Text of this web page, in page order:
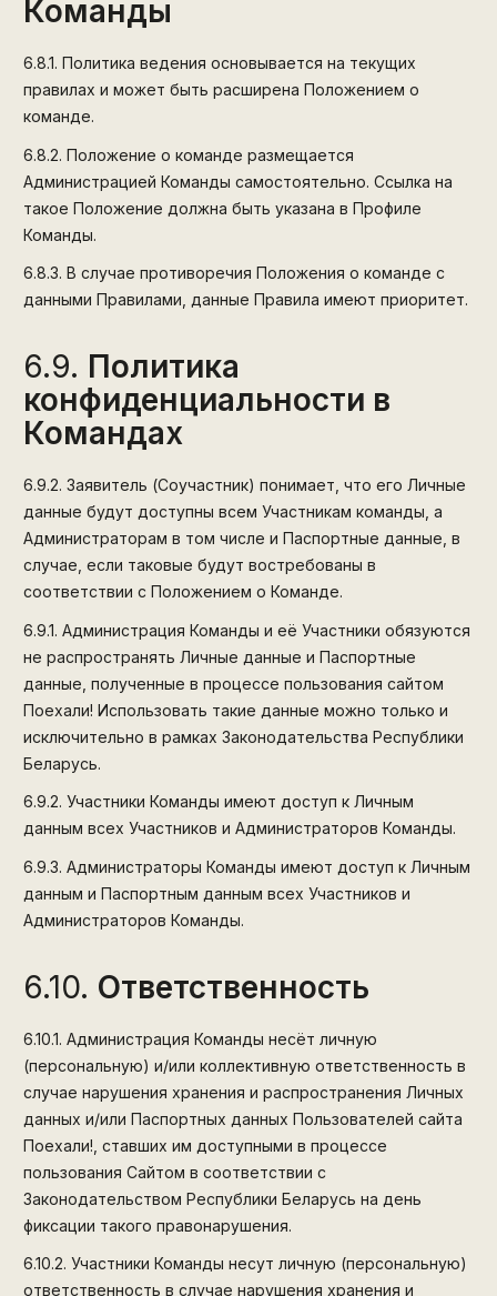
Команды
6.8.1. Политика ведения основывается на текущих
правилах и может быть расширена Положением о
команде.
6.8.2. Положение о команде размещается
Администрацией Команды самостоятельно. Ссылка на
такое Положение должна быть указана в Профиле
Команды.
6.8.3. В случае противоречия Положения о команде с
данными Правилами, данные Правила имеют приоритет.
6.9. Политика
конфиденциальности в
Командах
6.9.2. Заявитель (Соучастник) понимает, что его Личные
данные будут доступны всем Участникам команды, а
Администраторам в том числе и Паспортные данные, в
случае, если таковые будут востребованы в
соответствии с Положением о Команде.
6.9.1. Администрация Команды и её Участники обязуются
не распространять Личные данные и Паспортные
данные, полученные в процессе пользования сайтом
Поехали! Использовать такие данные можно только и
исключительно в рамках Законодательства Республики
Беларусь.
6.9.2. Участники Команды имеют доступ к Личным
данным всех Участников и Администраторов Команды.
6.9.3. Администраторы Команды имеют доступ к Личным
данным и Паспортным данным всех Участников и
Администраторов Команды.
6.10. Ответственность
6.10.1. Администрация Команды несёт личную
(персональную) и/или коллективную ответственность в
случае нарушения хранения и распространения Личных
данных и/или Паспортных данных Пользователей сайта
Поехали!, ставших им доступными в процессе
пользования Сайтом в соответствии с
Законодательством Республики Беларусь на день
фиксации такого правонарушения.
6.10.2. Участники Команды несут личную (персональную)
ответственность в случае нарушения хранения и